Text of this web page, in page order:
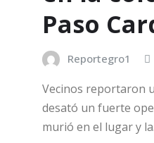
Paso
Reportegro1
Vecinos reportaron
desató un fuerte
murió en el lugar y